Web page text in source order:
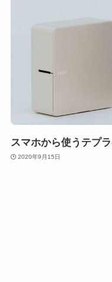
スマホから使うテプ
2020年9月15日